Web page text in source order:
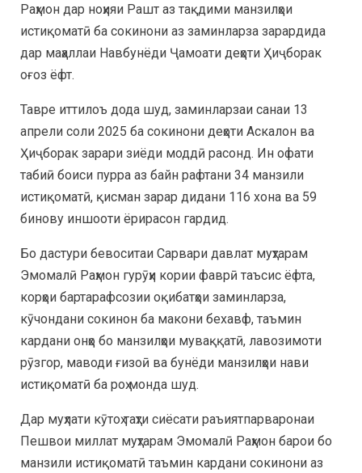
Раҳмон дар ноҳияи Рашт аз тақдими манзилҳои
истиқоматӣ ба сокинони аз заминларза зарардида
дар маҳаллаи Навбунёди Ҷамоати деҳоти Ҳиҷборак
оғоз ёфт.
Тавре иттилоъ дода шуд, заминларзаи санаи 13
апрели соли 2025 ба сокинони деҳоти Аскалон ва
Ҳиҷборак зарари зиёди моддӣ расонд. Ин офати
табиӣ боиси пурра аз байн рафтани 34 манзили
истиқоматӣ, қисман зарар дидани 116 хона ва 59
бинову иншооти ёрирасон гардид.
Бо дастури бевоситаи Сарвари давлат муҳтарам
Эмомалӣ Раҳмон гурӯҳи кории фаврӣ таъсис ёфта,
корҳои бартарафсозии оқибатҳои заминларза,
кӯчондани сокинон ба макони бехавф, таъмин
кардани онҳо бо манзилҳои муваққатӣ, лавозимоти
рӯзгор, маводи ғизоӣ ва бунёди манзилҳои нави
истиқоматӣ ба роҳ монда шуд.
Дар муҳлати кӯтоҳ таҳти сиёсати раъиятпарваронаи
Пешвои миллат муҳтарам Эмомалӣ Раҳмон барои бо
манзили истиқоматӣ таъмин кардани сокинони аз